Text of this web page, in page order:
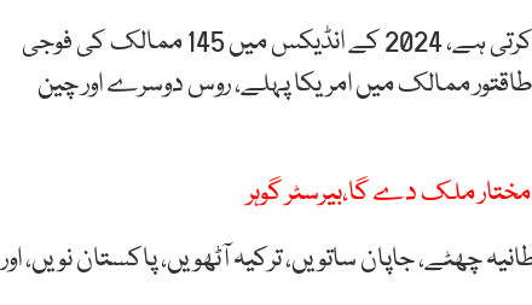
گلوبل فائر پاور ہر سال افواج کی پاور انڈیکس ریٹنگ جاری کرتی ہے، 2024 کے انڈیکس میں 145 ممالک کی فوجی
ممالک میں امریکا پہلے، روس دوسرے اور چین
ملک دے گا،بیرسٹر گوہر
چھٹے، جاپان ساتویں، ترکیہ آٹھویں، پاکستان نویں، اور